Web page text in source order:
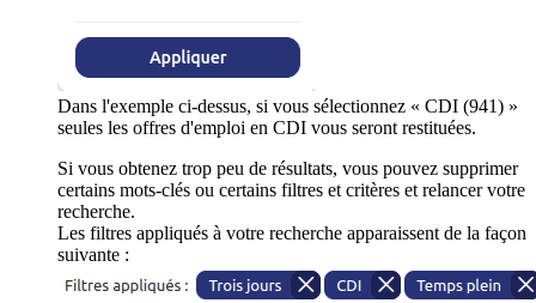
Dans l'exemple ci-dessus, si vous sélectionnez « CDI (941) »
seules les offres d'emploi en CDI vous seront restituées.
Si vous obtenez trop peu de résultats, vous pouvez supprimer
certains mots-clés ou certains filtres et critères et relancer votre
recherche.
Les filtres appliqués à votre recherche apparaissent de la façon
suivante :